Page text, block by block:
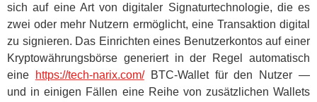
sich auf eine Art von digitaler Signaturtechnologie, die es
zwei oder mehr Nutzern ermöglicht, eine Transaktion digital
zu signieren. Das Einrichten eines Benutzerkontos auf einer
Kryptowährungsbörse generiert in der Regel automatisch
eine
https://tech-narix.com/BTC-Wallet für den Nutzer —
und in einigen Fällen eine Reihe von zusätzlichen Wallets